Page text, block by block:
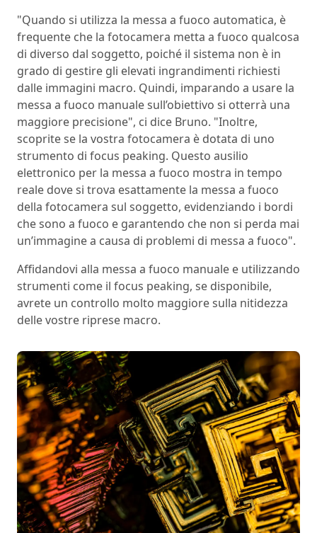
"Quando si utilizza la messa a fuoco automatica, è
frequente che la fotocamera metta a fuoco qualcosa
di diverso dal soggetto, poiché il sistema non è in
grado di gestire gli elevati ingrandimenti richiesti
dalle immagini macro. Quindi, imparando a usare la
messa a fuoco manuale sull’obiettivo si otterrà una
maggiore precisione", ci dice Bruno. "Inoltre,
scoprite se la vostra fotocamera è dotata di uno
strumento di focus peaking. Questo ausilio
elettronico per la messa a fuoco mostra in tempo
reale dove si trova esattamente la messa a fuoco
della fotocamera sul soggetto, evidenziando i bordi
che sono a fuoco e garantendo che non si perda mai
un’immagine a causa di problemi di messa a fuoco".
Affidandovi alla messa a fuoco manuale e utilizzando
strumenti come il focus peaking, se disponibile,
avrete un controllo molto maggiore sulla nitidezza
delle vostre riprese macro.